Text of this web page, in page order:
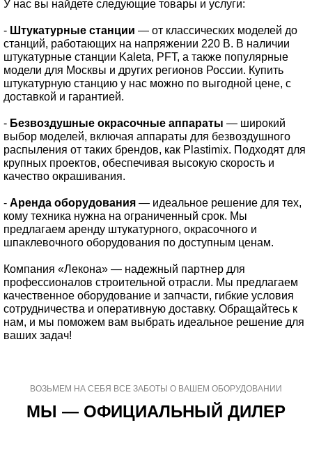
У нас вы найдете следующие товары и услуги:
- Штукатурные станции — от классических моделей до
станций, работающих на напряжении 220 В. В наличии
штукатурные станции Kaleta, PFT, а также популярные
модели для Москвы и других регионов России. Купить
штукатурную станцию у нас можно по выгодной цене, с
доставкой и гарантией.
- Безвоздушные окрасочные аппараты — широкий
выбор моделей, включая аппараты для безвоздушного
распыления от таких брендов, как Plastimix. Подходят для
крупных проектов, обеспечивая высокую скорость и
качество окрашивания.
- Аренда оборудования — идеальное решение для тех,
кому техника нужна на ограниченный срок. Мы
предлагаем аренду штукатурного, окрасочного и
шпаклевочного оборудования по доступным ценам.
Компания «Лекона» — надежный партнер для
профессионалов строительной отрасли. Мы предлагаем
качественное оборудование и запчасти, гибкие условия
сотрудничества и оперативную доставку. Обращайтесь к
нам, и мы поможем вам выбрать идеальное решение для
ваших задач!
ВОЗЬМЕМ НА СЕБЯ ВСЕ ЗАБОТЫ О ВАШЕМ ОБОРУДОВАНИИ
МЫ — ОФИЦИАЛЬНЫЙ ДИЛЕР